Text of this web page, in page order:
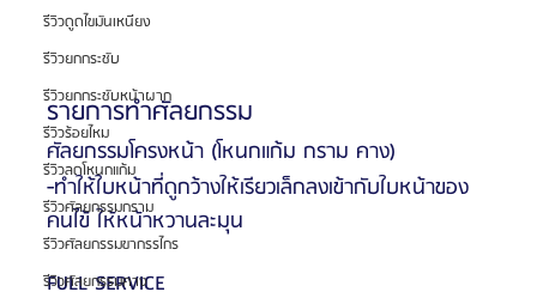
รีวิวดูดไขมันเหนียง
รีวิวยกกระชับ
รีวิวยกกระชับหน้าผาก
รีวิวร้อยไหม
รีวิวลดโหนกแก้ม
รีวิวศัลยกรรมกราม
รีวิวศัลยกรรมขากรรไกร
รีวิวศัลยกรรมคาง
รายการทำศัลยกรรม
ศัลยกรรมโครงหน้า (โหนกแก้ม กราม คาง)
-ทำให้ใบหน้าที่ดูกว้างให้เรียวเล็กลงเข้ากับใบหน้าของ
คนไข้ ให้หน้าหวานละมุน
FULL SERVICE